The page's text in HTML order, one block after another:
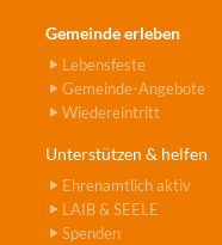
Gemeinde erleben
Lebensfeste
Gemeinde-Angebote
Wiedereintritt
Unterstützen & helfen
Ehrenamtlich aktiv
LAIB & SEELE
Spenden